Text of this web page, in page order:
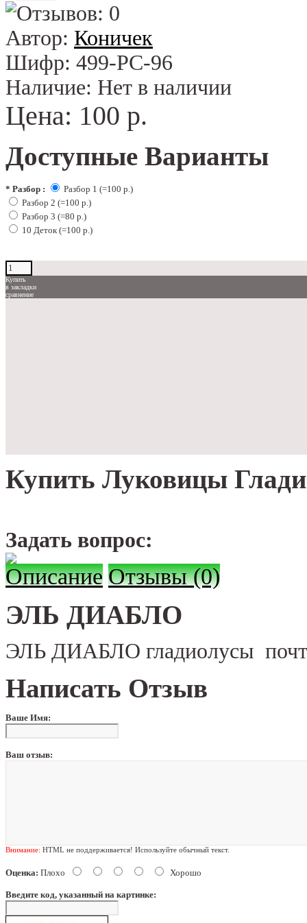
Автор: Коничек
Шифр: 499-РС-96
Наличие: Нет в наличии
Цена: 100 р.
Доступные Варианты
* Разбор :
Разбор 1 (=100 р.)
Разбор 2 (=100 р.)
Разбор 3 (=80 р.)
10 Деток (=100 р.)
Купить
в закладки
сравнение
Купить Луковицы
Задать вопрос:
Описание Отзывы (0)
ЭЛЬ ДИАБЛО
ЭЛЬ ДИАБЛО гладиолусы
Написать Отзыв
Ваше Имя:
Ваш отзыв:
Внимание: HTML не поддерживается! Используйте обычный текст.
Оценка: Плохо Хорошо
Введите код, указанный на картинке: